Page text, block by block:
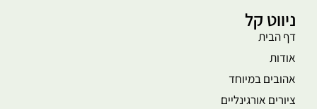
ניווט קל
דף הבית
אודות
אהובים במיוחד
ציורים אורגינליים